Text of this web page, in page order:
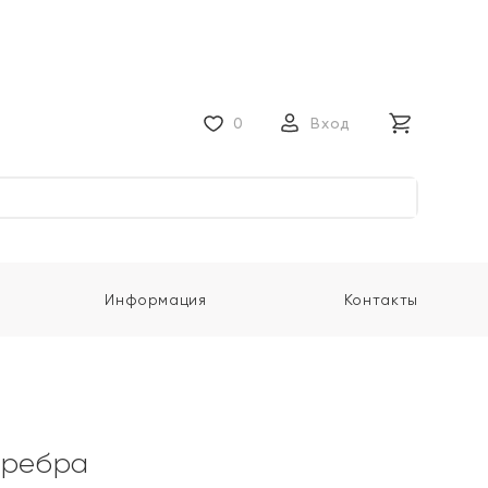
0 Вход
Информация Контакты